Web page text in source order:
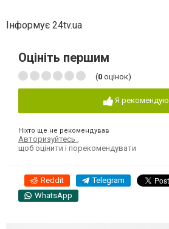
Інформує 24tv.ua
Оцініть першим
(0 оцінок)
Я рекомендую
Ніхто ще не рекомендував
Авторизуйтесь ,
щоб оцінити і порекомендувати
Reddit Telegram
WhatsApp